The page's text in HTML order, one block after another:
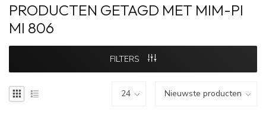
PRODUCTEN GETAGD MET MIM-PI
MI 806
FILTERS